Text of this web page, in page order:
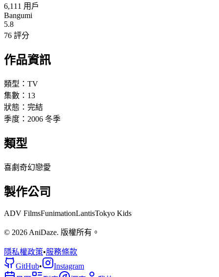
6,111 用戶
Bangumi
5.8
76 評分
作品資訊
類型： TV
集數： 13
狀態： 完結
季度： 2006 冬季
類型
喜劇 奇幻戀愛
製作公司
ADV FilmsFunimationLantisTokyo Kids
© 2026 AniDaze. 版權所有。
隱私權政策•服務條款
GitHub•
Instagram